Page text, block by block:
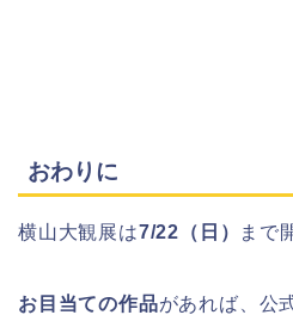
おわりに
横山大観展は7/22（日） まで
お目当ての作品があれば、公